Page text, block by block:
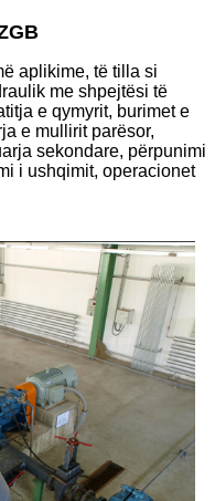
aplikime, të tilla si
me shpejtësi të
e qymyrit, burimet e
e mullirit parësor,
sekondare, përpunimi
i ushqimit, operacionet